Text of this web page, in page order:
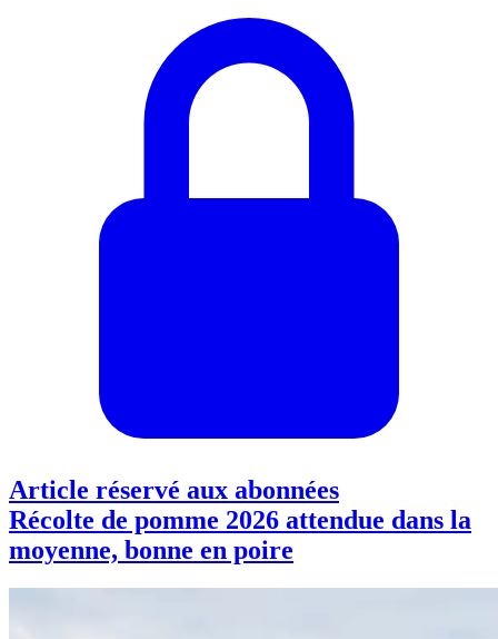
Article réservé aux abonnées
Récolte de pomme 2026 attendue dans la
moyenne, bonne en poire